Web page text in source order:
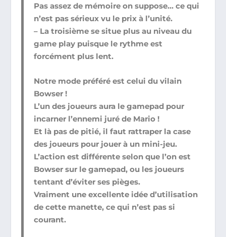
Pas assez de mémoire on suppose… ce qui
n’est pas sérieux vu le prix à l’unité.
– La troisième se situe plus au niveau du
game play puisque le rythme est
forcément plus lent.
Notre mode préféré est celui du vilain
Bowser !
L’un des joueurs aura le gamepad pour
incarner l’ennemi juré de Mario !
Et là pas de pitié, il faut rattraper la case
des joueurs pour jouer à un mini-jeu.
L’action est différente selon que l’on est
Bowser sur le gamepad, ou les joueurs
tentant d’éviter ses pièges.
Vraiment une excellente idée d’utilisation
de cette manette, ce qui n’est pas si
courant.